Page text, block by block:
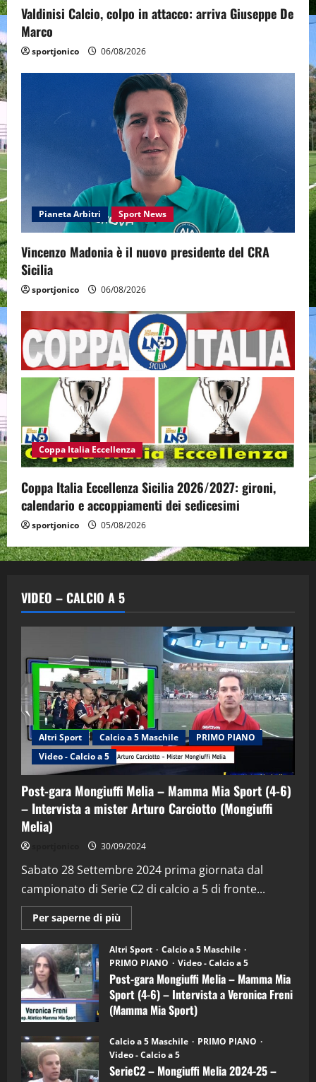
Valdinisi Calcio, colpo in attacco: arriva Giuseppe De
Marco
sportjonico 06/08/2026
Pianeta Arbitri Sport News
Vincenzo Madonia è il nuovo presidente del CRA
Sicilia
sportjonico 06/08/2026
Coppa Italia Eccellenza
Coppa Italia Eccellenza Sicilia 2026/2027: gironi,
calendario e accoppiamenti dei sedicesimi
sportjonico 05/08/2026
VIDEO – CALCIO A 5
Altri Sport Calcio a 5 Maschile
PRIMO PIANO
Video - Calcio a 5
Post-gara Mongiuffi Melia – Mamma Mia Sport (4-6)
– Intervista a mister Arturo Carciotto (Mongiuffi
Melia)
30/09/2024
Sabato 28 Settembre 2024 prima giornata dal
campionato di Serie C2 di calcio a 5 di fronte...
Per saperne di più
informazioni
Post-
gara
Mongiuffi
Melia
–
Mamma
Mia
Sport
6)
–
Intervista
a
mister
Altri Sport
Calcio a 5 Maschile
PRIMO PIANO
Video - Calcio a 5
Post-gara Mongiuffi Melia – Mamma Mia
Sport (4-6) – Intervista a Veronica Freni
(Mamma Mia Sport)
Calcio a 5 Maschile
PRIMO PIANO
Video - Calcio a 5
SerieC2 – Mongiuffi Melia 2024-25 –
2
“SportEmpire” in Podcast: 29^ Puntata
(Martedi 28 Aprile 2026)
28/04/2026
3
"SportEmpire" in Podcast
“SportEmpire” in Podcast: 28^ Puntata
(Martedi 21 Aprile 2026)
21/04/2026
4
“SportEmpire” in Podcast: 27^ Puntata
(Martedi 14 Aprile 2026)
15/04/2026